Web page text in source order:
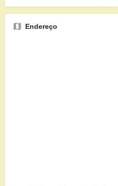
Endereço